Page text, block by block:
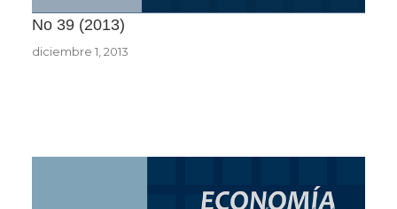
No 39 2013
diciembre 1, 2013